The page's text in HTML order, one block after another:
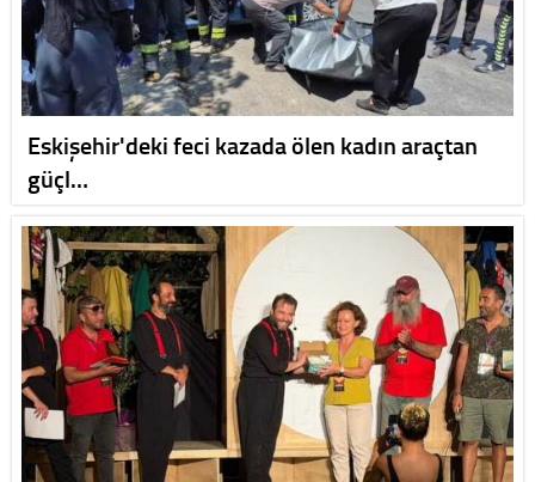
Eskişehir'deki feci kazada ölen kadın araçtan
güçl…